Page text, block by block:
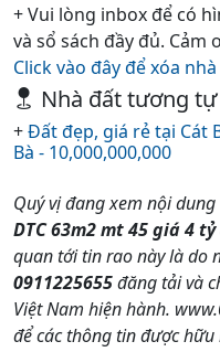
+ Vui lòng inbox để có
và sổ sách đầy đủ.
Click vào đây để xóa
Nhà đất tương tự
+Đất đẹp, giá rẻ tại Cát
Bà - 10,000,000,000
Quý vị đang xem nội
DTC 63m2 mt 45 giá 4 tỷ
quan tới tin rao này là do
0911225655đăng tải và
Việt Nam hiện hành.
để các thông tin được